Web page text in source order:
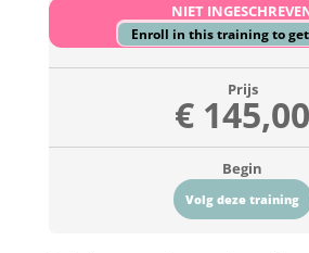
NIET
Enroll in this training to get
Prijs
€ 145,00
Begin
Volg deze training